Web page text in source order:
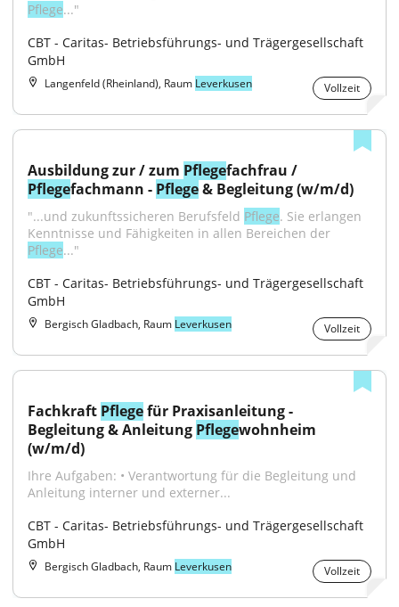
Pflege..."
CBT - Caritas- Betriebsführungs- und Trägergesellschaft
GmbH
Langenfeld (Rheinland), Raum Leverkusen Vollzeit
Ausbildung zur / zum Pflege
Pflegefachmann - Pflege & Begleitung (w/m/d)
"...und zukunftssicheren Berufsfeld Pflege. Sie erlangen
Pflege..."
CBT - Caritas- Betriebsführungs- und Trägergesellschaft
GmbH
Bergisch Gladbach, Raum Leverkusen Vollzeit
Fachkraft Pflege für Praxisanleitung -
Begleitung & Anleitung Pflegewohnheim
(w/m/d)
Ihre Aufgaben: • Verantwortung für die Begleitung und
Anleitung interner und externer...
CBT - Caritas- Betriebsführungs- und Trägergesellschaft
GmbH
Bergisch Gladbach, Raum Leverkusen Vollzeit